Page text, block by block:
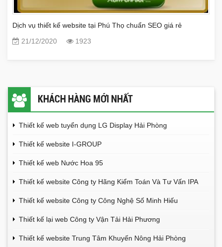
Dịch vụ thiết kế website tại Phú Thọ chuẩn SEO giá rẻ
21/12/2020
1923
KHÁCH HÀNG MỚI NHẤT
Thiết kế web tuyển dụng LG Display Hải Phòng
Thiết kế website I-GROUP
Thiết kế web Nước Hoa 95
Thiết kế website Công ty Hãng Kiểm Toán Và Tư Vấn IPA
Thiết kế website Công ty Công Nghệ Số Minh Hiếu
Thiết kế lại web Công ty Vận Tải Hải Phương
Thiết kế website Trung Tâm Khuyến Nông Hải Phòng